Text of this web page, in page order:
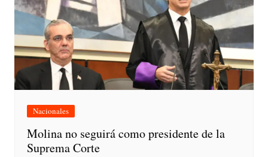
Nacionales
Molina no seguirá como presidente de la
Suprema Corte